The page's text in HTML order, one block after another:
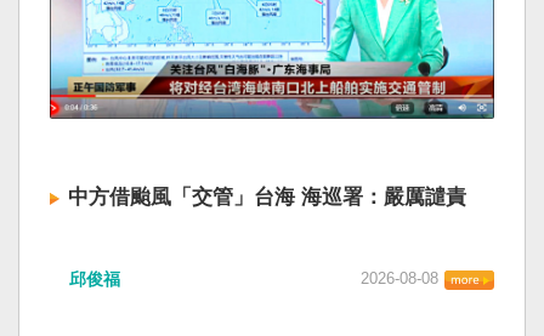
中方借颱風「交管」台海 海巡署：嚴厲譴責
邱俊福 2026-08-08